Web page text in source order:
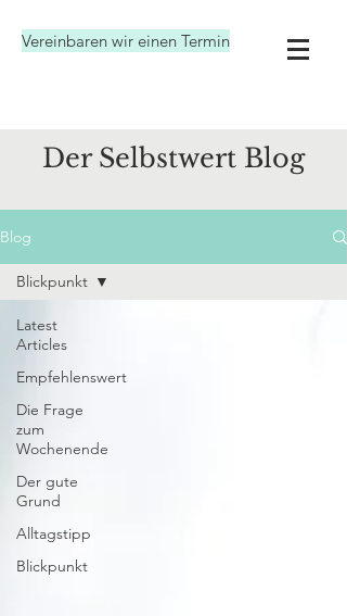
Vereinbaren wir einen Termin
Der Selbstwert Blog
Blog
Latest
Articles
Empfehlenswert
Die Frage
zum
Wochenende
Der gute
Grund
Alltagstipp
Blickpunkt
Blickpunkt